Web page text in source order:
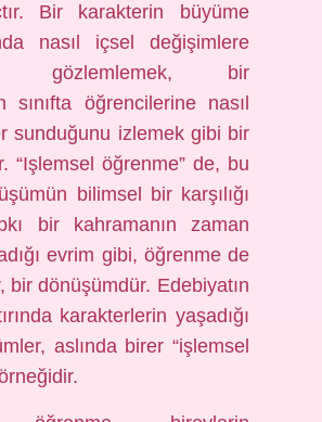
Bir karakterin büyüme
nasıl içsel değişimlere
gözlemlemek, bir
sınıfta öğrencilerine nasıl
sunduğunu izlemek gibi bir
“Işlemsel öğrenme” de, bu
bilimsel bir karşılığı
bir kahramanın zaman
evrim gibi, öğrenme de
bir dönüşümdür. Edebiyatın
karakterlerin yaşadığı
aslında birer “işlemsel